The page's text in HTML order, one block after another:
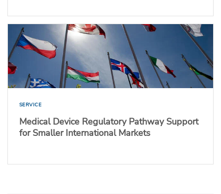
SERVICE
Medical Device Regulatory Pathway Support
for Smaller International Markets